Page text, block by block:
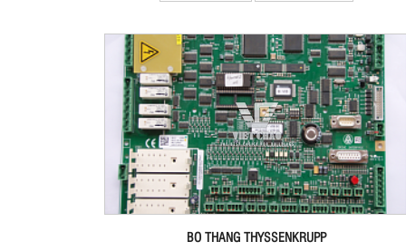
BO THANG THYSSENKRUPP